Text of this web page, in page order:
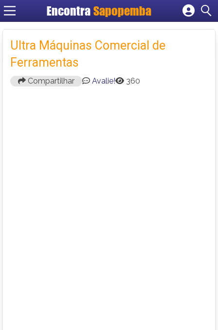
Encontra Sapopemba
Cadastrar empresa
Criar conta
Ultra Máquinas Comercial de
Ferramentas
Compartilhar Avalie! 360